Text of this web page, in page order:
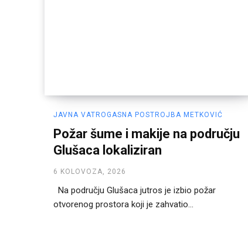
JAVNA VATROGASNA POSTROJBA METKOVIĆ
Požar šume i makije na području
Glušaca lokaliziran
6 KOLOVOZA, 2026
Na području Glušaca jutros je izbio požar
otvorenog prostora koji je zahvatio...